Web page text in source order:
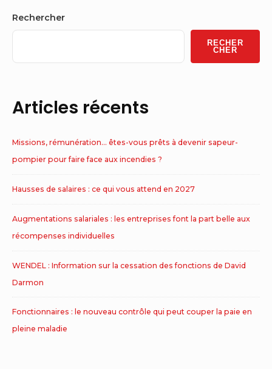
Sidebar
Widget
Area
Rechercher
RECHER
CHER
Articles récents
Missions, rémunération… êtes-vous prêts à devenir sapeur-
pompier pour faire face aux incendies ?
Hausses de salaires : ce qui vous attend en 2027
Augmentations salariales : les entreprises font la part belle aux
récompenses individuelles
WENDEL : Information sur la cessation des fonctions de David
Darmon
Fonctionnaires : le nouveau contrôle qui peut couper la paie en
pleine maladie